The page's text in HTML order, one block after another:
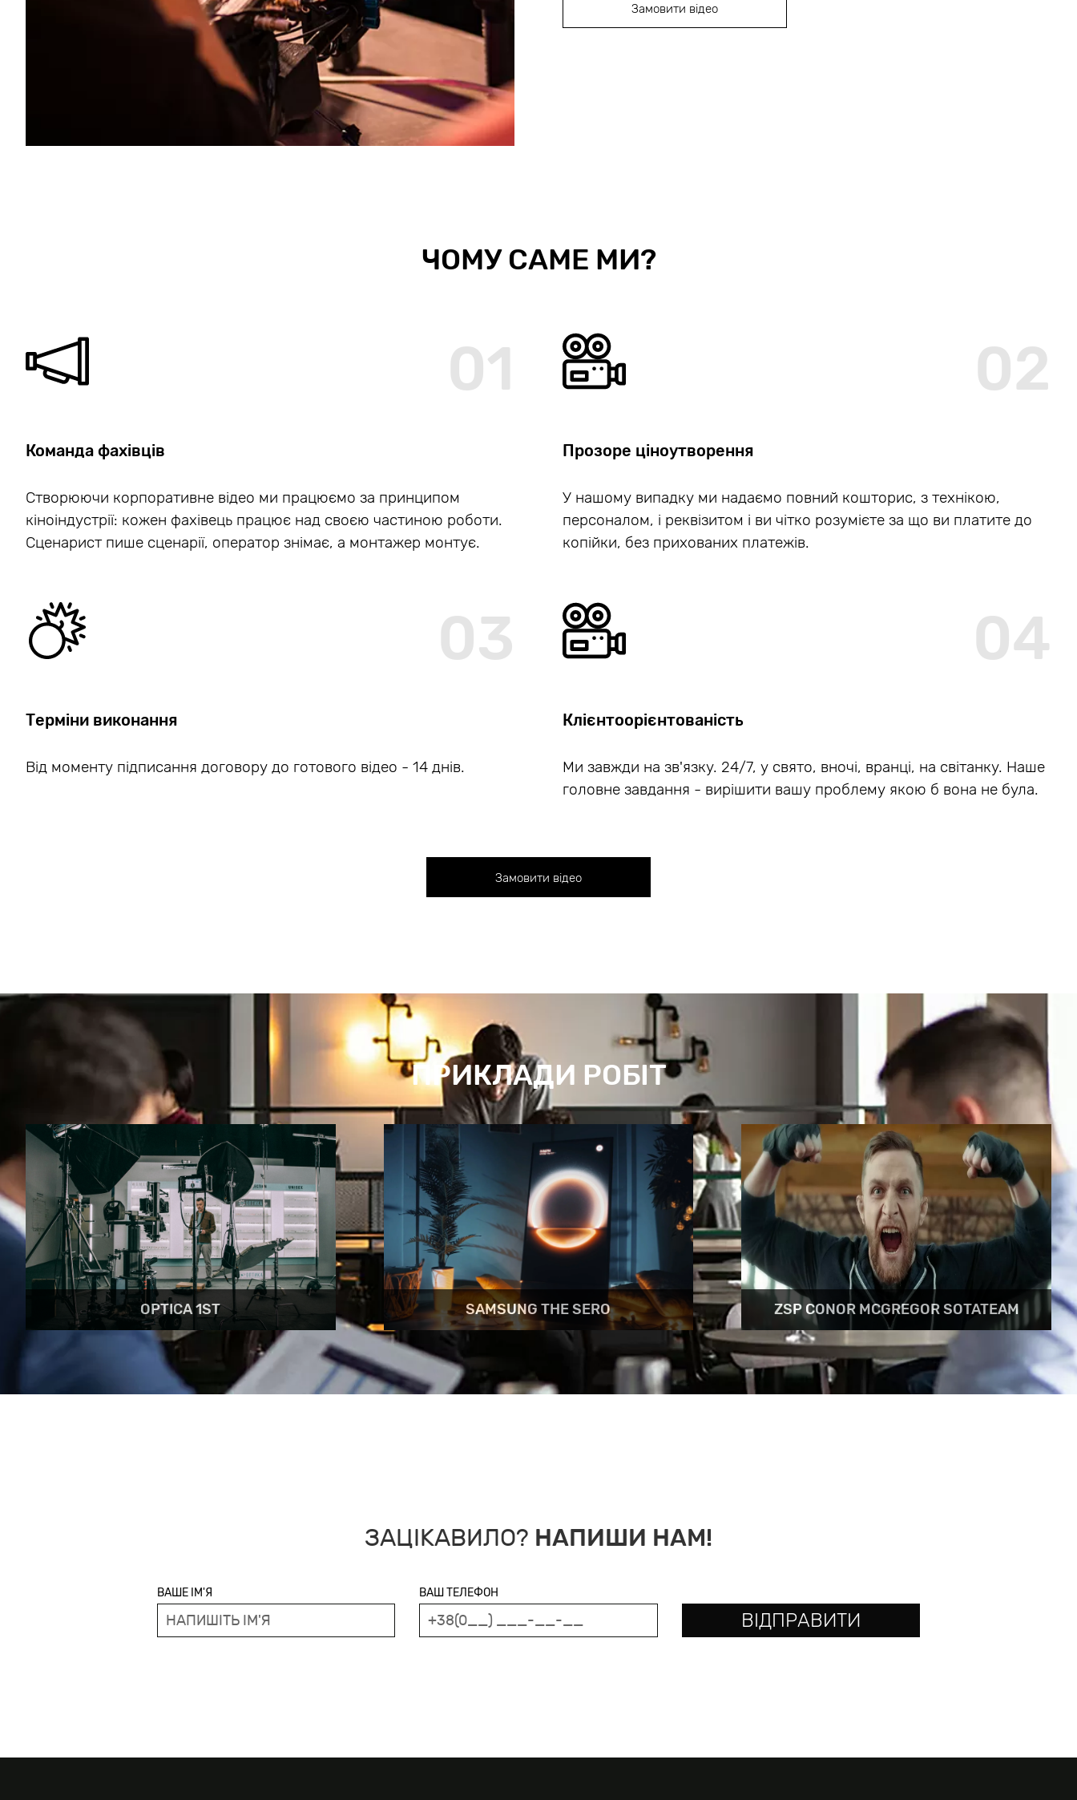
Замовити відео
ЧОМУ САМЕ МИ?
01
Команда фахівців
Створюючи корпоративне відео ми працюємо за принципом
кіноіндустрії: кожен фахівець працює над своєю частиною роботи.
Сценарист пише сценарії, оператор знімає, а монтажер монтує.
02
Прозоре ціноутворення
У нашому випадку ми надаємо повний кошторис, з технікою,
персоналом, і реквізитом і ви чітко розумієте за що ви платите до
копійки, без прихованих платежів.
03
Терміни виконання
Від моменту підписання договору до готового відео - 14 днів.
04
Клієнтоорієнтованість
Ми завжди на зв'язку. 24/7, у свято, вночі, вранці, на світанку. Наше
головне завдання - вирішити вашу проблему якою б вона не була.
Замовити відео
ПРИКЛАДИ РОБІТ
OPTICA 1ST SAMSUNG THE SERO ZSP CONOR MCGREGOR SOTATEAM
ЗАЦІКАВИЛО? НАПИШИ НАМ!
ВАШЕ ІМ'Я ВАШ ТЕЛЕФОН
ВІДПРАВИТИ